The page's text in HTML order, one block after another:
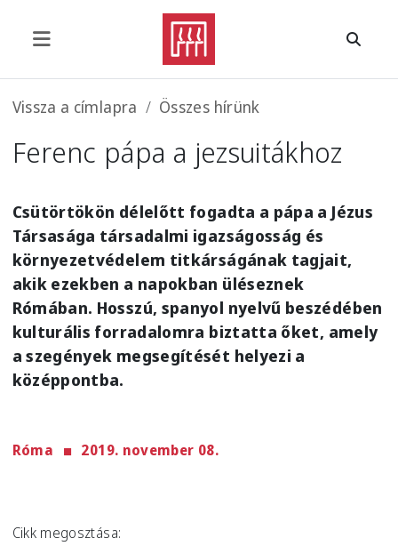
Morzsa
Vissza a címlapra Összes hírünk
Ferenc pápa a jezsuitákhoz
Csütörtökön délelőtt fogadta a pápa a Jézus
Társasága társadalmi igazságosság és
környezetvédelem titkárságának tagjait,
akik ezekben a napokban üléseznek
Rómában. Hosszú, spanyol nyelvű beszédében
kulturális forradalomra biztatta őket, amely
a szegények megsegítését helyezi a
középpontba.
Róma 2019. november 08.
Cikk megosztása: